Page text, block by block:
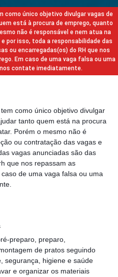
como único objetivo divulgar vagas de
está à procura de emprego, quanto
não é responsável e nem atua na
por isso, toda a responsabilidade das
ou encarregadas(os) do RH que nos
Em caso de uma vaga falsa ou uma
contate imediatamente.
como único objetivo divulgar
tanto quem está na procura
Porém o mesmo não é
ou contratação das vagas e
vagas anunciadas são das
que nos repassam as
de uma vaga falsa ou uma
preparo, preparo,
de pratos seguindo
segurança, higiene e saúde
e organizar os materiais